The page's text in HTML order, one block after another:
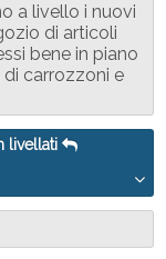
a livello i nuovi
di articoli
bene in piano
carrozzoni e
livellati